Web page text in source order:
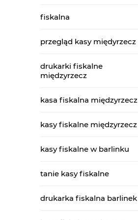
fiskalna
przegląd kasy międyrzecz
drukarki fiskalne
międzyrzecz
kasa fiskalna międzyrzecz
kasy fiskalne międzyrzecz
kasy fiskalne w barlinku
tanie kasy fiskalne
drukarka fiskalna barlinek